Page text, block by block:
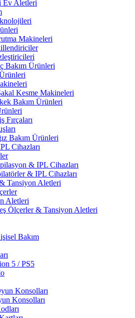
Ev Aletleri
Makineleri
Bakım Ürünleri
Kesme Makineleri
Bakım Ürünleri
Fırçaları
Bakım Ürünleri
Cihazları
& IPL Cihazları
& IPL Cihazları
Tansiyon Aletleri
Aletleri
Ölçerler & Tansiyon Aletleri
Bakım
5 / PS5
Konsolları
Konsolları